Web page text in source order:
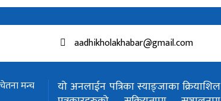
aadhikholakhabar@gmail.com
मन्च
यो अनलाईन पत्रिका स्याङ्जाका क्रियाशिल